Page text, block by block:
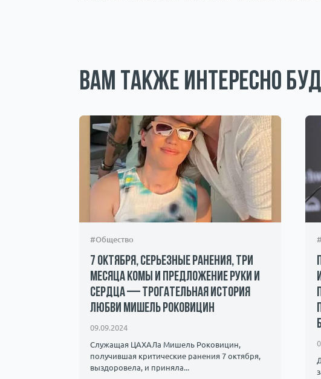
Вам также интересно
#Общество
7 октября, серьезные ранения, три
месяца комы и предложение руки и
сердца — трогательная история
любви Мишель Роковицин
09.09.2024
Служащая ЦАХАЛа Мишель Роковицин,
получившая критические ранения 7 октября,
выздоровела, и приняла...